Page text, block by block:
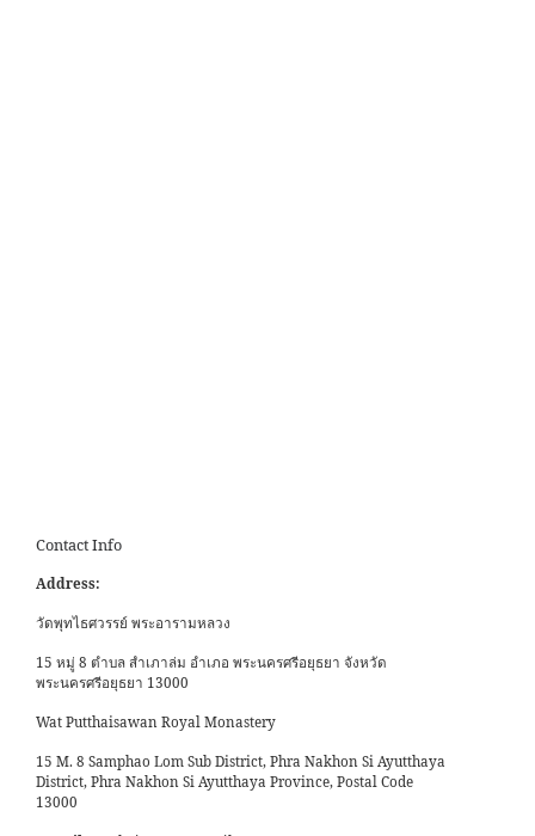
Contact Info
Address:
วัดพุทไธศวรรย์ พระอารามหลวง
15 หมู่ 8 ตำบล สำเภาล่ม อำเภอ พระนครศรีอยุธยา จังหวัด
พระนครศรีอยุธยา 13000
Wat Putthaisawan Royal Monastery
15 M. 8 Samphao Lom Sub District, Phra Nakhon Si Ayutthaya
District, Phra Nakhon Si Ayutthaya Province, Postal Code
13000